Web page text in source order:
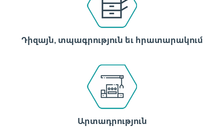
Դիզայն, տպագրություն եւ հրատարակում
Արտադրություն